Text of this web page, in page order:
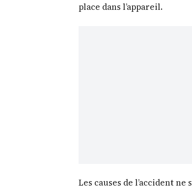
place dans l’appareil.
Les causes de l’accident